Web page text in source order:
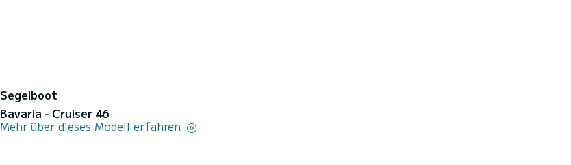
Segelboot
Bavaria - Cruiser 46
Mehr über dieses Modell erfahren